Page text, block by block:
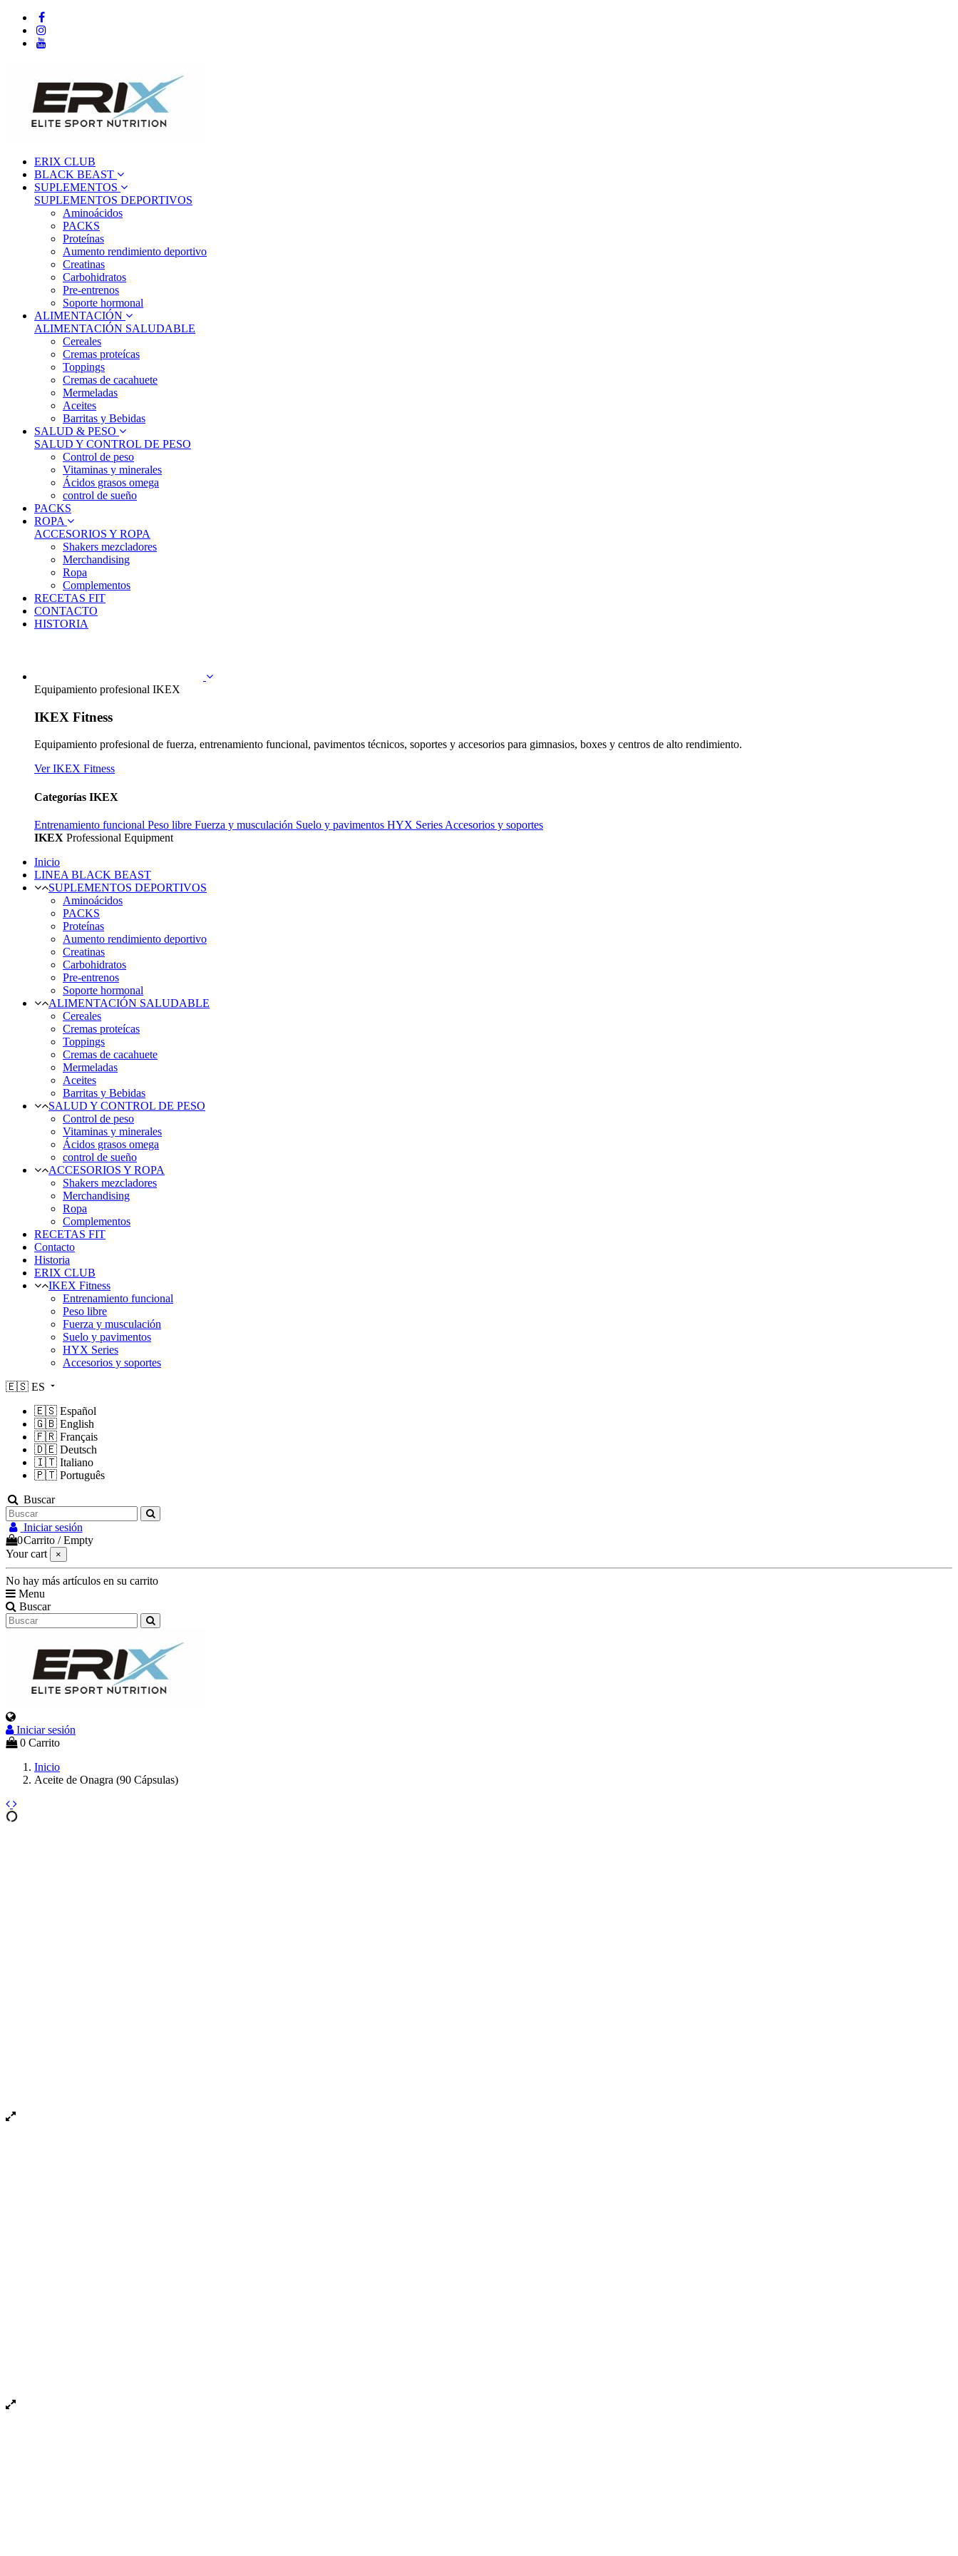
ERIX CLUB
BLACK BEAST
SUPLEMENTOS
SUPLEMENTOS DEPORTIVOS
Aminoácidos
PACKS
Proteínas
Aumento rendimiento deportivo
Creatinas
Carbohidratos
Pre-entrenos
Soporte hormonal
ALIMENTACIÓN
ALIMENTACIÓN SALUDABLE
Cereales
Cremas proteícas
Toppings
Cremas de cacahuete
Mermeladas
Aceites
Barritas y Bebidas
SALUD & PESO
SALUD Y CONTROL DE PESO
Control de peso
Vitaminas y minerales
Ácidos grasos omega
control de sueño
PACKS
ROPA
ACCESORIOS Y ROPA
Shakers mezcladores
Merchandising
Ropa
Complementos
RECETAS FIT
CONTACTO
HISTORIA
Equipamiento profesional IKEX
IKEX Fitness
Equipamiento profesional de fuerza, entrenamiento funcional, pavimentos técnicos, soportes y accesorios para gimnasios, boxes y centros de alto rendimiento.
Ver IKEX Fitness
Categorías IKEX
Entrenamiento funcional Peso libre Fuerza y musculación Suelo y pavimentos HYX Series Accesorios y soportes
IKEX Professional Equipment
Inicio
LINEA BLACK BEAST
SUPLEMENTOS DEPORTIVOS
Aminoácidos
PACKS
Proteínas
Aumento rendimiento deportivo
Creatinas
Carbohidratos
Pre-entrenos
Soporte hormonal
ALIMENTACIÓN SALUDABLE
Cereales
Cremas proteícas
Toppings
Cremas de cacahuete
Mermeladas
Aceites
Barritas y Bebidas
SALUD Y CONTROL DE PESO
Control de peso
Vitaminas y minerales
Ácidos grasos omega
control de sueño
ACCESORIOS Y ROPA
Shakers mezcladores
Merchandising
Ropa
Complementos
RECETAS FIT
Contacto
Historia
ERIX CLUB
IKEX Fitness
Entrenamiento funcional
Peso libre
Fuerza y musculación
Suelo y pavimentos
HYX Series
Accesorios y soportes
🇪🇸 ES
🇪🇸 Español
🇬🇧 English
🇫🇷 Français
🇩🇪 Deutsch
🇮🇹 Italiano
🇵🇹 Português
Buscar
Iniciar sesión
0Carrito /Empty
Your cart
×
No hay más artículos en su carrito
Menu
Buscar
Iniciar sesión
0 Carrito
Inicio
Aceite de Onagra (90 Cápsulas)